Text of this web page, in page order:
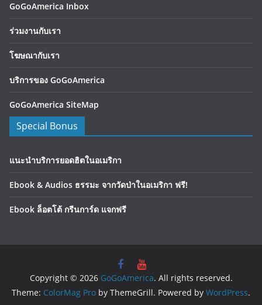
GoGoAmerica Inbox
ร่วมงานกับเรา
โฆษณากับเรา
บริการของ GoGoAmerica
GoGoAmerica SiteMap
Special Bonus
แนะนำบริการยอดฮิตในอเมริกา
Ebook & Audios ธรรมะ จากวัดป่าในอเมริกา ฟรี!
Ebook ล็อตโต้ กรีนการ์ด แจกฟรี
Copyright © 2026 GoGoAmerica. All rights reserved.
Theme: ColorMag Pro by ThemeGrill. Powered by WordPress.